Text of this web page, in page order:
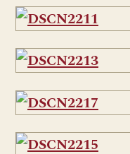
e
b
o
o
k
er at
s
A
p
p